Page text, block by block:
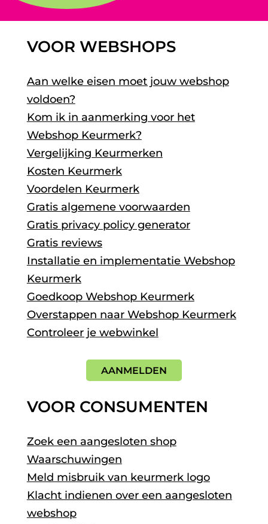
VOOR WEBSHOPS
Aan welke eisen moet jouw webshop
voldoen?
Kom ik in aanmerking voor het
Webshop Keurmerk?
Vergelijking Keurmerken
Kosten Keurmerk
Voordelen Keurmerk
Gratis algemene voorwaarden
Gratis privacy policy generator
Gratis reviews
Installatie en implementatie Webshop
Keurmerk
Goedkoop Webshop Keurmerk
Overstappen naar Webshop Keurmerk
Controleer je webwinkel
AANMELDEN
VOOR CONSUMENTEN
Zoek een aangesloten shop
Waarschuwingen
Meld misbruik van keurmerk logo
Klacht indienen over een aangesloten
webshop